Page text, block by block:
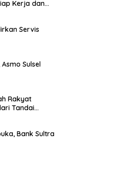
Kerja dan
Servis
Sulsel
Rakyat
Tandai
Bank Sultra